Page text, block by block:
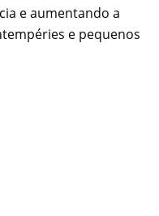
e aumentando a
e pequenos